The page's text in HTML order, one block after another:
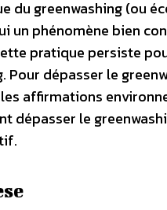
du greenwashing (ou
un phénomène bien
pratique persiste
Pour dépasser le
affirmations
dépasser le